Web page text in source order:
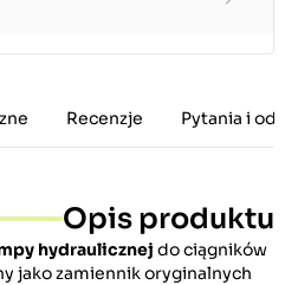
Recenzje Pytania i
Opis produktu
hydraulicznej do ciągników
jako zamiennik oryginalnych